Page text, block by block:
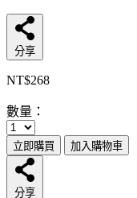
分享
NT$268
數量：
立即購買 加入購物車
分享